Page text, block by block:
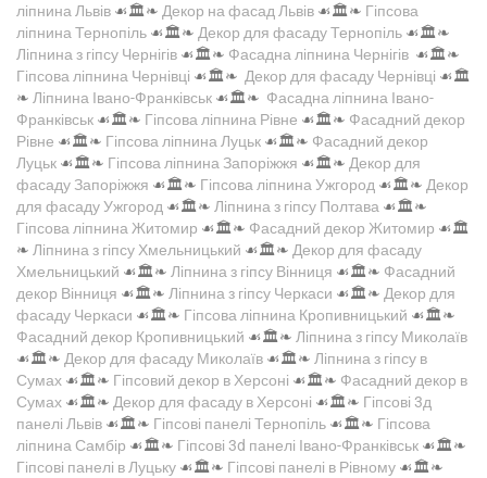
ліпнина Львів ☙🏛️❧ Декор на фасад Львів ☙🏛️❧ Гіпсова
ліпнина Тернопіль ☙🏛️❧ Декор для фасаду Тернопіль ☙🏛️❧
Ліпнина з гіпсу Чернігів ☙🏛️❧ Фасадна ліпнина Чернігів ☙🏛️❧
Гіпсова ліпнина Чернівці ☙🏛️❧ Декор для фасаду Чернівці ☙🏛️
❧ Ліпнина Івано-Франківськ ☙🏛️❧ Фасадна ліпнина Івано-
Франківськ ☙🏛️❧ Гіпсова ліпнина Рівне ☙🏛️❧ Фасадний декор
Рівне ☙🏛️❧ Гіпсова ліпнина Луцьк ☙🏛️❧ Фасадний декор
Луцьк ☙🏛️❧ Гіпсова ліпнина Запоріжжя ☙🏛️❧ Декор для
фасаду Запоріжжя ☙🏛️❧ Гіпсова ліпнина Ужгород ☙🏛️❧ Декор
для фасаду Ужгород ☙🏛️❧ Ліпнина з гіпсу Полтава ☙🏛️❧
Гіпсова ліпнина Житомир ☙🏛️❧ Фасадний декор Житомир ☙🏛️
❧ Ліпнина з гіпсу Хмельницький ☙🏛️❧ Декор для фасаду
Хмельницький ☙🏛️❧ Ліпнина з гіпсу Вінниця ☙🏛️❧ Фасадний
декор Вінниця ☙🏛️❧ Ліпнина з гіпсу Черкаси ☙🏛️❧ Декор для
фасаду Черкаси ☙🏛️❧ Гіпсова ліпнина Кропивницький ☙🏛️❧
Фасадний декор Кропивницький ☙🏛️❧ Ліпнина з гіпсу Миколаїв
☙🏛️❧ Декор для фасаду Миколаїв ☙🏛️❧ Ліпнина з гіпсу в
Сумах ☙🏛️❧ Гіпсовий декор в Херсоні ☙🏛️❧ Фасадний декор в
Сумах ☙🏛️❧ Декор для фасаду в Херсоні ☙🏛️❧ Гіпсові 3д
панелі Львів ☙🏛️❧ Гіпсові панелі Тернопіль ☙🏛️❧ Гіпсова
ліпнина Самбір ☙🏛️❧ Гіпсові 3d панелі Івано-Франківськ ☙🏛️❧
Гіпсові панелі в Луцьку ☙🏛️❧ Гіпсові панелі в Рівному ☙🏛️❧